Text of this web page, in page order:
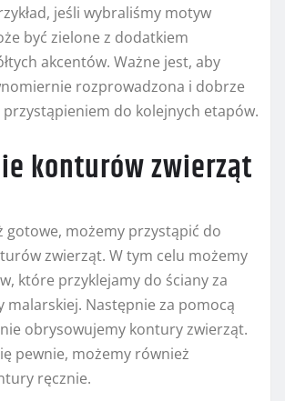
jeśli wybraliśmy motyw
być zielone z dodatkiem
akcentów. Ważne jest, aby
rozprowadzona i dobrze
przystąpieniem do kolejnych etapów.
konturów zwierząt
gotowe, możemy przystąpić do
zwierząt. W tym celu możemy
które przyklejamy do ściany za
malarskiej. Następnie za pomocą
obrysowujemy kontury zwierząt.
pewnie, możemy również
ręcznie.